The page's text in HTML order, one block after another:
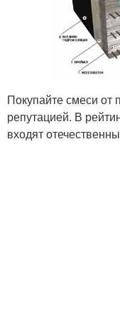
Покупайте смеси от
репутацией. В
входят